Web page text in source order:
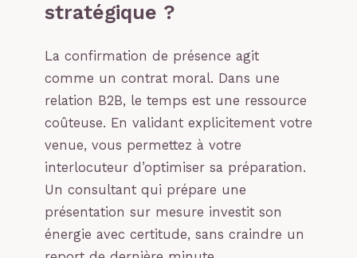
stratégique ?
La confirmation de présence agit
comme un contrat moral. Dans une
relation B2B, le temps est une ressource
coûteuse. En validant explicitement votre
venue, vous permettez à votre
interlocuteur d’optimiser sa préparation.
Un consultant qui prépare une
présentation sur mesure investit son
énergie avec certitude, sans craindre un